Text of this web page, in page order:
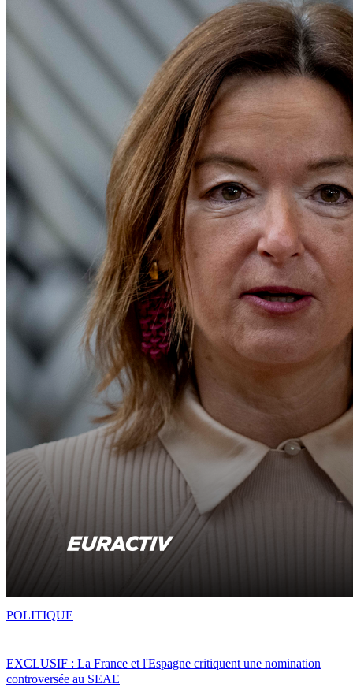
EXCLUSIF : La France et l'Espagne critiquent une nomination
controversée au SEAE
POLITIQUE